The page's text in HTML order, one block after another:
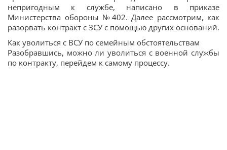
непригодным к службе, написано в приказе
Министерства обороны №402. Далее рассмотрим, как
разорвать контракт с ЗСУ с помощью других оснований.
Как уволиться с ВСУ по семейным обстоятельствам
Разобравшись, можно ли уволиться с военной службы
по контракту, перейдем к самому процессу.